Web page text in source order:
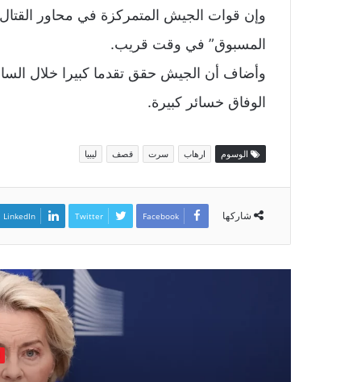
وإن قوات الجيش المتمركزة في محاور
المسبوق” في وقت قريب.
وأضاف أن الجيش حقق تقدما كبيرا خلال
الوفاق خسائر كبيرة.
الوسوم ارهاب سرت قصف ليبيا
شاركها Facebook
Twitter
LinkedIn